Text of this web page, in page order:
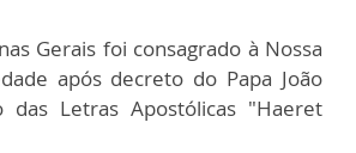
Gerais foi consagrado à Nossa
após decreto do Papa João
das Letras Apostólicas "Haeret